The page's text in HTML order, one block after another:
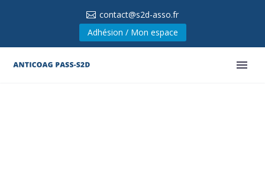
contact@s2d-asso.fr
Adhésion / Mon espace